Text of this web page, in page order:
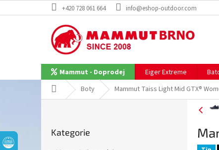
na
+420 728 061 664 info@eshop-outdoor.com
Mammut - Doprodej Eiger Extreme
Domů Boty Mammut Taiss Light Mid GTX®
kategorie
Kategorie